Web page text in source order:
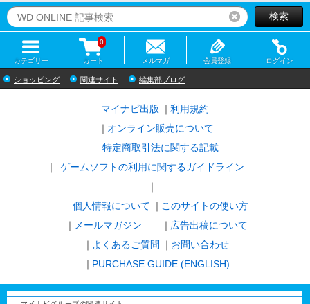
リセット検索
カテゴリー カート
0
メルマガ 会員登録 ログイン
ショッピング 関連サイト 編集部ブログ
マイナビ出版
利用規約
オンライン販売について
特定商取引法に関する記載
ゲームソフトの利用に関するガイドライン
｜
個人情報について
このサイトの使い方
メールマガジン
広告出稿について
よくあるご質問
お問い合わせ
PURCHASE GUIDE (ENGLISH)